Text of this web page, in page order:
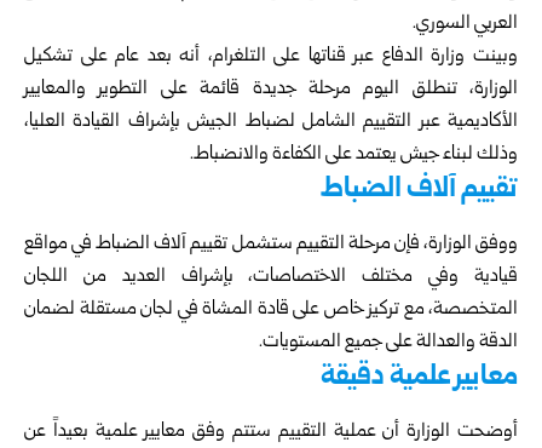
العربي السوري.
وبينت وزارة الدفاع عبر قناتها على التلغرام، أنه بعد عام على تشكيل
الوزارة، تنطلق اليوم مرحلة جديدة قائمة على التطوير والمعايير
الأكاديمية عبر التقييم الشامل لضباط الجيش بإشراف القيادة العليا،
وذلك لبناء جيش يعتمد على الكفاءة والانضباط.
تقييم آلاف الضباط
ووفق الوزارة، فإن مرحلة التقييم ستشمل تقييم آلاف الضباط في مواقع
قيادية وفي مختلف الاختصاصات، بإشراف العديد من اللجان
المتخصصة، مع تركيز خاص على قادة المشاة في لجان مستقلة لضمان
الدقة والعدالة على جميع المستويات.
معايير علمية دقيقة
أوضحت الوزارة أن عملية التقييم ستتم وفق معايير علمية بعيداً عن